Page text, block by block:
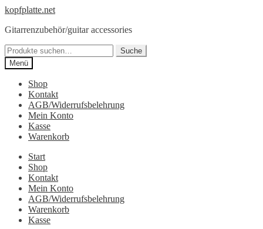
Zur
springen
Springe
Inhalt
kopfplatte.net
Gitarrenzubehör/guitar accessories
Suche
nach:
Suche
Menü
Shop
Kontakt
AGB/Widerrufsbelehrung
Mein Konto
Kasse
Warenkorb
Start
Shop
Kontakt
Mein Konto
AGB/Widerrufsbelehrung
Warenkorb
Kasse